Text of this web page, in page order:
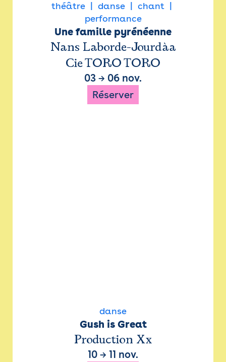
théâtre danse
chant
performance
Une famille pyrénéenne
Nans Laborde-Jourdàa
Cie TORO TORO
03 → 06 nov.
Réserver
danse
Gush is Great
Production Xx
10 → 11 nov.